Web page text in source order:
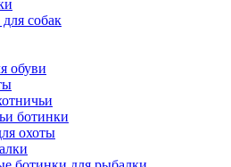
собак
обуви
ботинки
охоты